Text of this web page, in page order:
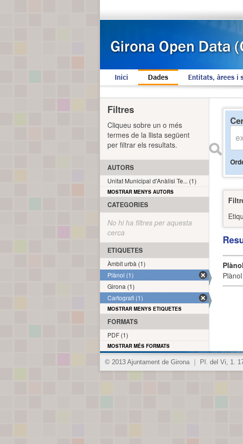
Inici Dades Entitats, àrees i
Filtres
Cliqueu sobre un o més
termes de la llista següent
per filtrar els resultats.
AUTORS
Unitat Municipal d'Anàlisi Te... (1)
MOSTRAR MENYS AUTORS
CATEGORIES
No hi ha filtres per aquesta
cerca
ETIQUETES
Àmbit urbà (1)
Plànol (1)
Girona (1)
Cartografi (1)
MOSTRAR MENYS ETIQUETES
FORMATS
PDF (1)
MOSTRAR MÉS FORMATS
© 2013 Ajuntament de Girona Pl. del Vi, 1.